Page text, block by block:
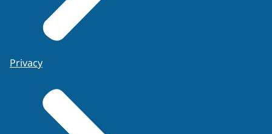
Privacy